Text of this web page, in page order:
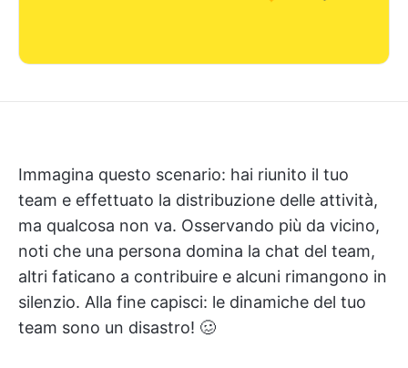
Immagina questo scenario: hai riunito il tuo
team e effettuato la distribuzione delle attività,
ma qualcosa non va. Osservando più da vicino,
noti che una persona domina la chat del team,
altri faticano a contribuire e alcuni rimangono in
silenzio. Alla fine capisci: le dinamiche del tuo
team sono un disastro! 🥴